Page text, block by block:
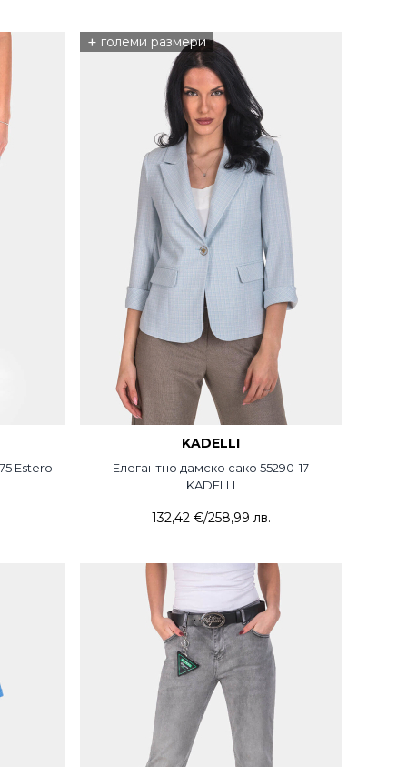
Estero
+ големи размери
KADELLI
Елегантно дамско сако 55290-17
KADELLI
132,42 €/258,99 лв.